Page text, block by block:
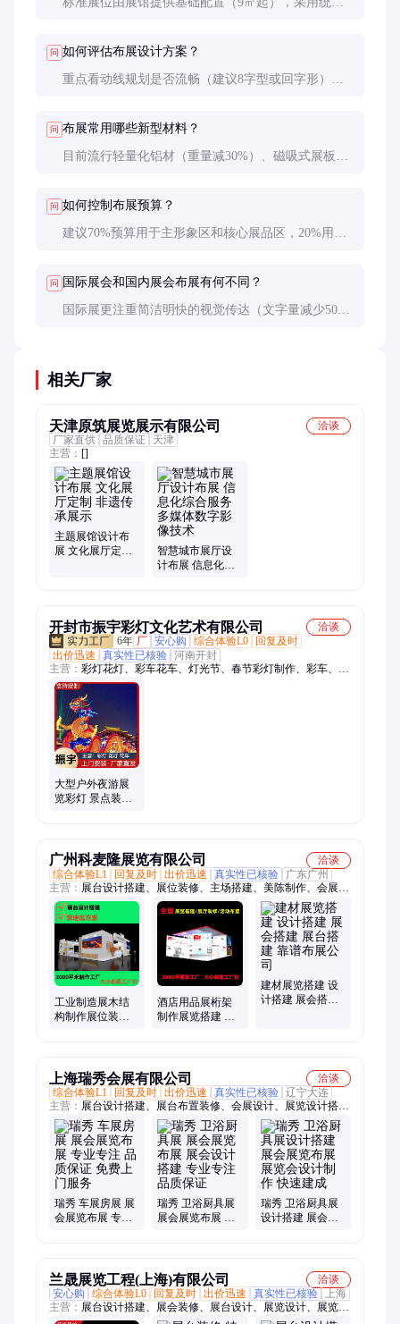
问 如何评估布展设计方案？
重点看动线规划是否流畅（建议8字型或回字形）、
问 布展常用哪些新型材料？
目前流行轻量化铝材（重量减30%）、磁吸式展板
问 如何控制布展预算？
建议70%预算用于主形象区和核心展品区，20%用于
问 国际展会和国内展会布展有何不同？
国际展更注重简洁明快的视觉传达（文字量减少50%
相关厂家
天津原筑展览展示有限公司
洽谈
厂家直供 品质保证
天津
主营： []
主题展馆设计布
展 文化展厅定制
智慧城市展厅设
计布展 信息化综
开封市振宇彩灯文化艺术有限公司
洽谈
6年 厂 安心购 综合体验L0
回复及时
出价迅速
真实性已核验 河南开封
主营： 彩灯花灯、彩车花车、灯光节、春节彩灯制作、彩车、彩
船、稻草人、彩灯定制、花灯定制、彩灯花灯定制、灯光节定
制、巡游花车定制、节日庙会彩灯、手工花灯定制、灯会灯展策
划、春节花灯、春节彩灯、元旦彩灯定制
大型户外夜游展
览彩灯 景点装饰
广州科麦隆展览有限公司
洽谈
综合体验L1
回复及时 出价迅速 真实性已核验
广东广州
主营： 展台设计搭建、展位装修、主场搭建、美陈制作、会展服
务、展位布置、广交会搭建、博会搭建、展台设计
工业制造展木结
构制作展位装修
酒店用品展桁架
制作展览搭建 设
建材展览搭建 设
计搭建 展会搭建
上海瑞秀会展有限公司
洽谈
综合体验L1
回复及时 出价迅速 真实性已核验 辽宁大连
主营： 展台设计搭建、展台布置装修、会展设计、展览设计搭
建、展览馆设计制作、展览展位搭建、展厅设计制作、活动策
划、展会搭建、展台搭建、展位装修、会展服务、美陈制作、展
台制作
瑞秀 车展房展 展
会展览布展 专业
瑞秀 卫浴厨具展
展会展览布展 展
瑞秀 卫浴厨具展
设计搭建 展会展
兰晟展览工程(上海)有限公司
洽谈
安心购
综合体验L0 回复及时 出价迅速 真实性已核验
上海
主营： 展台设计搭建、展会装修、展台设计、展览设计、展览公